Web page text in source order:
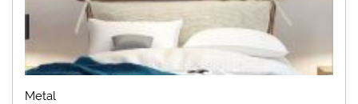
Metal